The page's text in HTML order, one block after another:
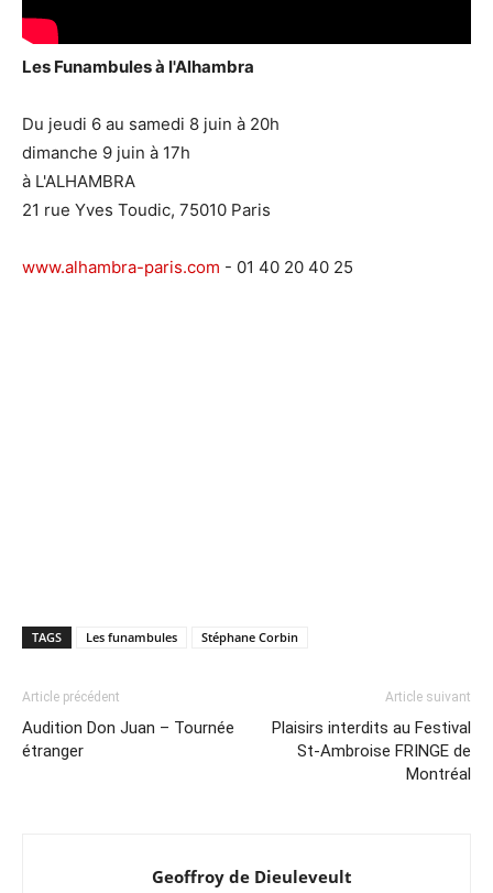
Les Funambules à l'Alhambra
Du jeudi 6 au samedi 8 juin à 20h
dimanche 9 juin à 17h
à L'ALHAMBRA
21 rue Yves Toudic, 75010 Paris
www.alhambra-paris.com - 01 40 20 40 25
TAGS Les funambules Stéphane Corbin
Article précédent
Audition Don Juan – Tournée
étranger
Article suivant
Plaisirs interdits au Festival
St-Ambroise FRINGE de
Montréal
Geoffroy de Dieuleveult